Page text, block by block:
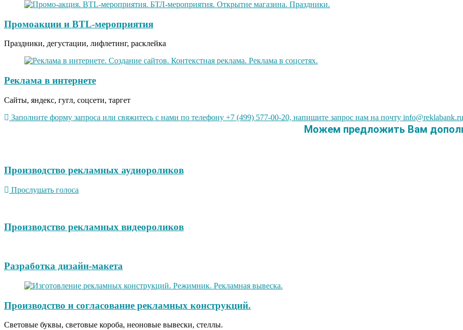
Промоакции и BTL-мероприятия
Праздники, дегустации, лифлетинг, расклейка
Реклама в интернете
Сайты, яндекс, гугл, соцсети, таргет
Заполните форму запроса или свяжитесь с нами по телефону +7 (499) 577-00-20, напишите запрос нам на почту info@reklabank.ru
Можем предложить Вам
Производство рекламных аудиороликов
Прослушать голоса
Производство рекламных видеороликов
Разработка дизайн-макета
Производство и согласование рекламных конструкций.
Световые буквы, световые короба, неоновые вывески, стеллы.